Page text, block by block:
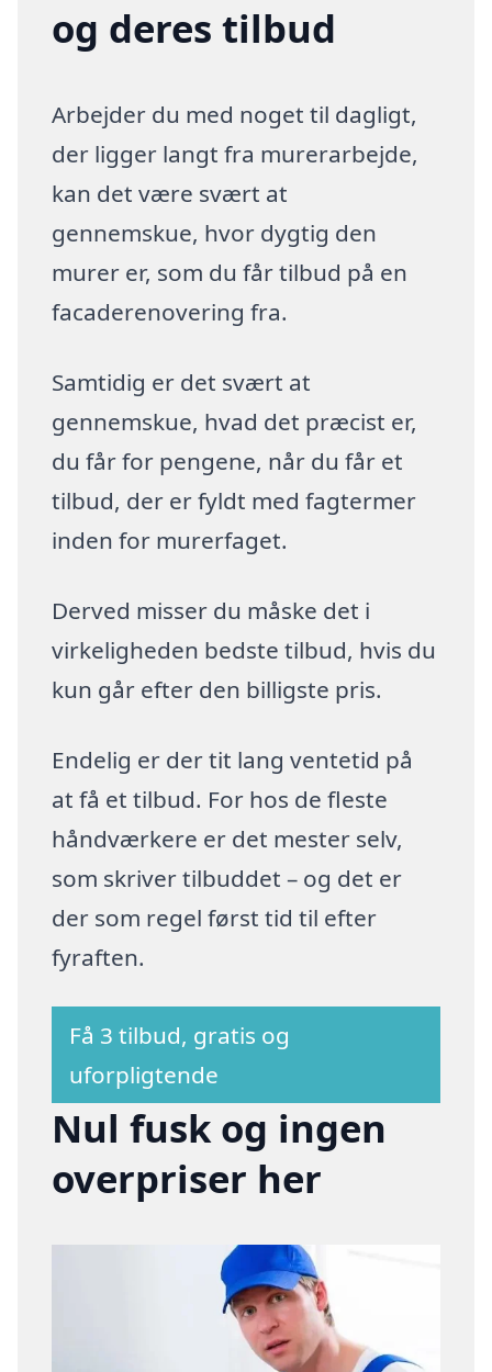
og deres tilbud
Arbejder du med noget til dagligt,
der ligger langt fra murerarbejde,
kan det være svært at
gennemskue, hvor dygtig den
murer er, som du får tilbud på en
facaderenovering fra.
Samtidig er det svært at
gennemskue, hvad det præcist er,
du får for pengene, når du får et
tilbud, der er fyldt med fagtermer
inden for murerfaget.
Derved misser du måske det i
virkeligheden bedste tilbud, hvis du
kun går efter den billigste pris.
Endelig er der tit lang ventetid på
at få et tilbud. For hos de fleste
håndværkere er det mester selv,
som skriver tilbuddet – og det er
der som regel først tid til efter
fyraften.
Få 3 tilbud, gratis og
uforpligtende
Nul fusk og ingen
overpriser her